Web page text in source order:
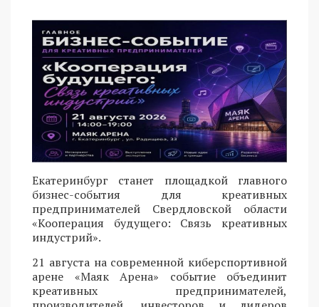
Екатеринбург станет площадкой главного
бизнес-события для креативных
предпринимателей Свердловской области
«Кооперация будущего: Связь креативных
индустрий».
21 августа на современной киберспортивной
арене «Маяк Арена» событие объединит
креативных предпринимателей,